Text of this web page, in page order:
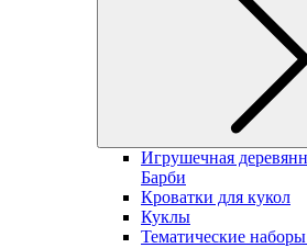
Игрушечная
Барби
Кроватки для кукол
Куклы
Тематические